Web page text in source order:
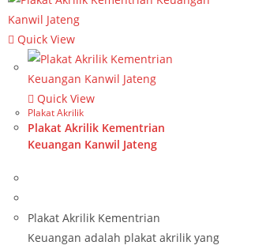
Quick View
Quick View
Plakat Akrilik
Plakat Akrilik Kementrian
Keuangan Kanwil Jateng
Plakat Akrilik Kementrian
Keuangan adalah plakat akrilik yang